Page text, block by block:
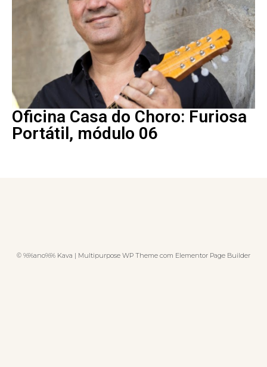
Oficina Casa do Choro: Furiosa
Portátil, módulo 06
© %%ano%% Kava | Multipurpose WP Theme com Elementor Page Builder